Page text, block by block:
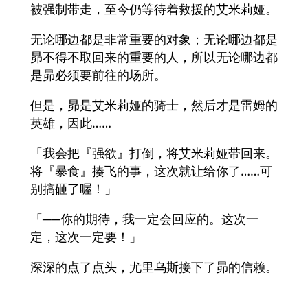
被强制带走，至今仍等待着救援的艾米莉娅。
无论哪边都是非常重要的对象；无论哪边都是
昴不得不取回来的重要的人，所以无论哪边都
是昴必须要前往的场所。
但是，昴是艾米莉娅的骑士，然后才是雷姆的
英雄，因此……
「我会把『强欲』打倒，将艾米莉娅带回来。
将『暴食』揍飞的事，这次就让给你了……可
别搞砸了喔！」
「──你的期待，我一定会回应的。这次一
定，这次一定要！」
深深的点了点头，尤里乌斯接下了昴的信赖。